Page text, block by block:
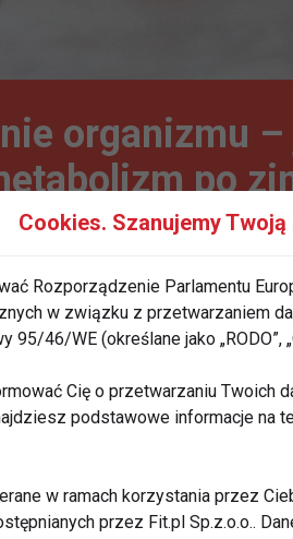
organizmu
po
Cookies. Szanujemy
Rozporządzenie Parlamentu
w związku z przetwarzaniem
46/WE (określane jako „RODO”,
Cię o przetwarzaniu Twoich
podstawowe informacje na
w ramach korzystania przez
przez Fit.pl Sp.z.o.o..